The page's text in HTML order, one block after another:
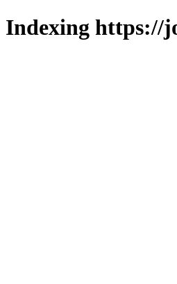
Indexing https://